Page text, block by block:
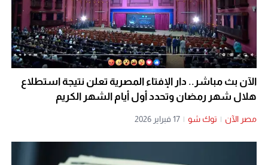
الآن بث مباشر.. دار الإفتاء المصرية تعلن نتيجة استطلاع
هلال شهر رمضان وتحدد أول أيام الشهر الكريم
مصر الآن | توك شو | 17 فبراير 2026